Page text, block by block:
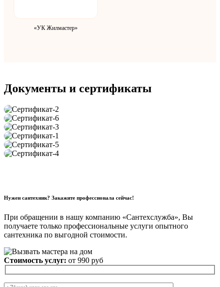
«УК Жилмастер»
Документы и сертификаты
Нужен сантехник? Закажите профессионала сейчас!
При обращении в нашу компанию «Сантехслужба», Вы
получаете только профессиональные услуги опытного
сантехника по выгодной стоимости.
Стоимость услуг: от 990 руб